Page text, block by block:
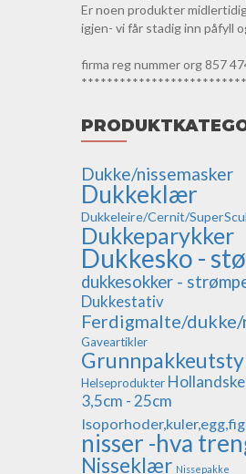
Er noen produkter
igjen- vi får stadig inn påfyll
firma reg nummer org 857
Dukke/nissemasker
Dukkeklær
Dukkeleire/Cernit/
Dukkeparykker
Dukkesko -
dukkesokker -
Dukkestativ
Ferdigmalte/dukke/
Gaveartikler
Helseprodukter
3,5cm - 25cm
nisser -hva
Nisseklær Nissepakke